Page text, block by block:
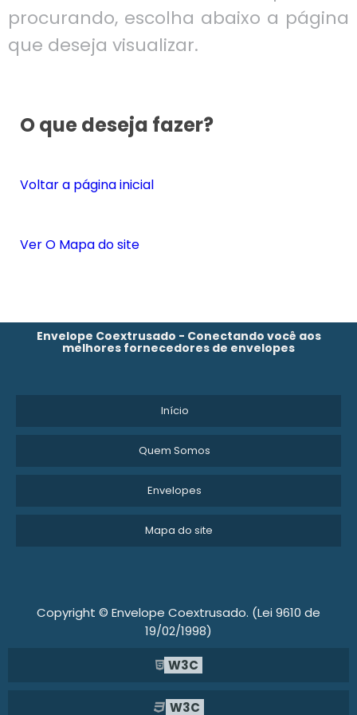
procurando, escolha abaixo a página
que deseja visualizar.
O que deseja fazer?
Voltar a página inicial
Ver O Mapa do site
Envelope Coextrusado - Conectando você aos
melhores fornecedores de envelopes
Início
Quem Somos
Envelopes
Mapa do site
Copyright © Envelope Coextrusado. (Lei 9610 de
19/02/1998)
W3C
W3C